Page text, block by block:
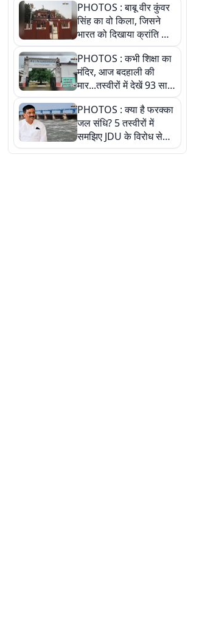
PHOTOS : बाबू वीर कुंवर
सिंह का वो किला, जिसने
भारत को दिखाया क्रांति का
रास्ता: तस्वीरों में देखिए
PHOTOS : कभी शिक्षा का
मंदिर, आज बदहाली की
मार...तस्वीरों में देखें 93 साल
पुराने इस हाई स्कूल की
हकीकत
PHOTOS : क्या है फरक्का
जल संधि? 5 तस्वीरों में
समझिए JDU के विरोध से
लेकर बिहार पर असर तक